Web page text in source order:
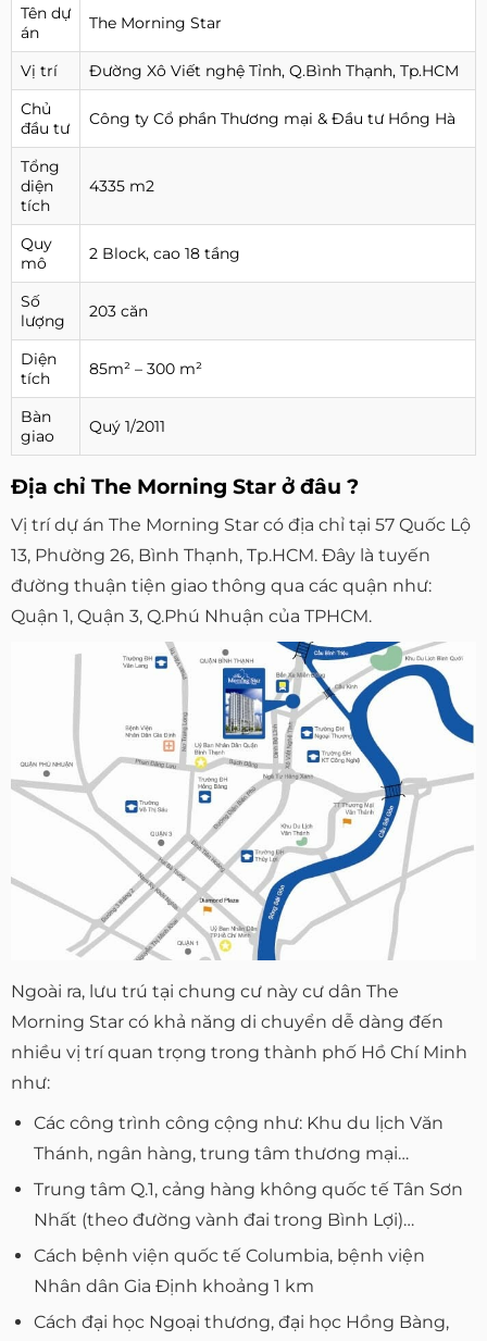
Tên dự
án
The Morning Star
Vị trí
Đường Xô Viết nghệ Tỉnh, Q.Bình Thạnh, Tp.HCM
Chủ
đầu tư
Công ty Cổ phần Thương mại & Đầu tư Hồng Hà
Tổng
diện
tích
4335 m2
Quy
mô
2 Block, cao 18 tầng
Số
lượng
203 căn
Diện
tích
85m² – 300 m²
Bàn
giao
Quý 1/2011
Địa chỉ The Morning Star ở đâu ?
Vị trí dự án The Morning Star có địa chỉ tại 57 Quốc Lộ
13, Phường 26, Bình Thạnh, Tp.HCM. Đây là tuyến
đường thuận tiện giao thông qua các quận như:
Quận 1, Quận 3, Q.Phú Nhuận của TPHCM.
Ngoài ra, lưu trú tại chung cư này cư dân The
Morning Star có khả năng di chuyển dễ dàng đến
nhiều vị trí quan trọng trong thành phố Hồ Chí Minh
như:
Các công trình công cộng như: Khu du lịch Văn
Thánh, ngân hàng, trung tâm thương mại…
Trung tâm Q.1, cảng hàng không quốc tế Tân Sơn
Nhất (theo đường vành đai trong Bình Lợi)…
Cách bệnh viện quốc tế Columbia, bệnh viện
Nhân dân Gia Định khoảng 1 km
Cách đại học Ngoại thương, đại học Hồng Bàng,